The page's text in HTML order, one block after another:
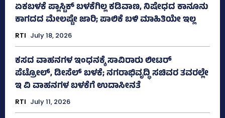
ಏಕಬಳಕೆ ಪ್ಲಾಸ್ಟಿಕ್‌ ಬಳಕೆಗಿಲ್ಲ ಕಡಿವಾಣ, ನಿಷೇಧದ ಕಾನೂನು
ಕಾಗದದ ಮೇಲಷ್ಟೇ ಜಾರಿ; ಪಾಲಿಕೆ ಬಳಿ ಮಾಹಿತಿಯೇ ಇಲ್ಲ
RTI July 18, 2026
ಕಸದ ವಾಹನಗಳ ಇಂಧನಕ್ಕೆ ಸಾವಿರಾರು ಲೀಟರ್‌
ಪೆಟ್ರೋಲ್, ಡೀಸೆಲ್ ಬಳಕೆ; ನಗರಾಭಿವೃದ್ಧಿ ಸಚಿವರ ತವರಲ್ಲೇ
ಇ ವಿ ವಾಹನಗಳ ಬಳಕೆಗೆ ಉದಾಸೀನತೆ
RTI July 11, 2026